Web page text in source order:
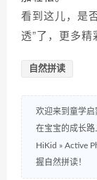
看到这儿，是
透”了，更多
自然拼读
欢迎来到童学
在宝宝的成长路
HiKid » Active
握自然拼读！